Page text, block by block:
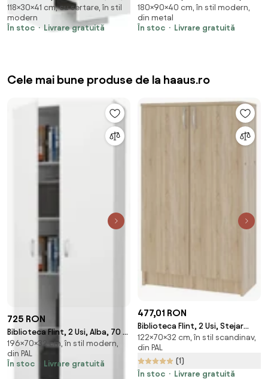
30x41x118 cm, lemn prelucrat
118×30×41 cm, cu sertare, în stil
modern
În stoc
Livrare gratuită
glisantă, gri deschis,
90x40x180 cm, oțel
180×90×40 cm, în stil modern,
din metal
În stoc
Livrare gratuită
Cele mai bune produse de la haaus.ro
725 RON
Biblioteca Flint, 2 Usi, Alba, 70 x
32 x 196 cm
196×70×32 cm, în stil modern,
din PAL
În stoc
Livrare gratuită
477,01 RON
Biblioteca Flint, 2 Usi, Stejar
Sonoma, 70 x 32 x 122 cm
122×70×32 cm, în stil scandinav,
din PAL
(1)
În stoc
Livrare gratuită